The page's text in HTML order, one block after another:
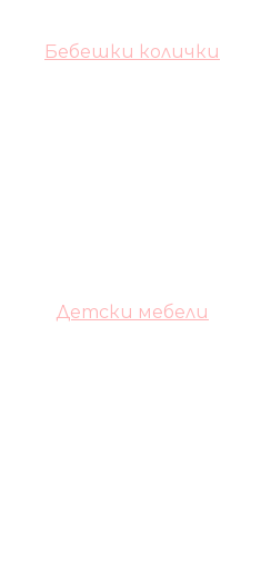
Бебешки колички
Детски мебели